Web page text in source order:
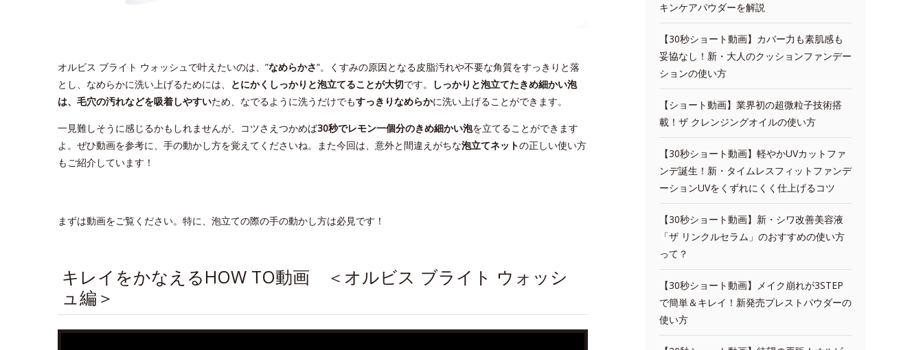
オルビス ブライト ウォッシュで叶えたいのは、”なめらかさ”。くすみの原因となる皮脂汚れや不要な角質をすっきりと落
とし、なめらかに洗い上げるためには、
とにかくしっかりと泡立てることが大切です。
しっかりと泡立てたきめ細かい泡
は、毛穴の汚れなどを吸着しやすいため、なでるように洗うだけでもすっきりなめらかに洗い上げることができます。
一見難しそうに感じるかもしれませんが、コツさえつかめば30秒でレモン一個分のきめ細かい泡を立てることができます
よ。ぜひ動画を参考に、手の動かし方を覚えてくださいね。また今回は、意外と間違えがちな泡立てネットの正しい使い方
もご紹介しています！
まずは動画をご覧ください。特に、泡立ての際の手の動かし方は必見です！
キレイをかなえるHOW TO動画 ＜オルビス ブライト ウォッシ
ュ編＞
キンケアパウダーを解説
【30秒ショート動画】カバー力も素肌感も
妥協なし！新・大人のクッションファンデー
ションの使い方
【ショート動画】業界初の超微粒子技術搭
載！ザ クレンジングオイルの使い方
【30秒ショート動画】軽やかUVカットファ
ンデ誕生！新・タイムレスフィットファンデ
ーションUVをくずれにくく仕上げるコツ
【30秒ショート動画】新・シワ改善美容液
「ザ リンクルセラム」のおすすめの使い方
って？
【30秒ショート動画】メイク崩れが3STEP
で簡単＆キレイ！新発売プレストパウダーの
使い方